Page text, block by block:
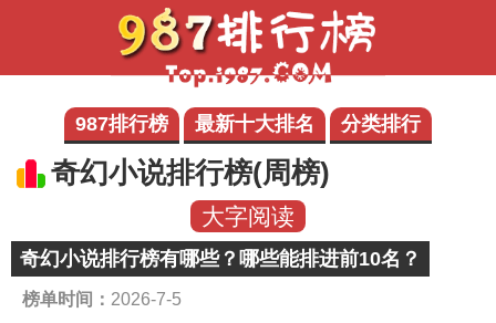
987排行榜 最新十大排名 分类排行
奇幻小说排行榜(周榜)
大字阅读
奇幻小说排行榜有哪些？哪些能排进前10名？
榜单时间： 2026-7-5